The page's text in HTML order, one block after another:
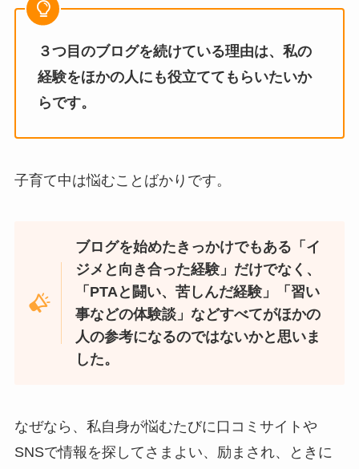
３つ目のブログを続けている理由は、私の
経験をほかの人にも役立ててもらいたいか
らです。
子育て中は悩むことばかりです。
ブログを始めたきっかけでもある「イ
ジメと向き合った経験」だけでなく、
「PTAと闘い、苦しんだ経験」「習い
事などの体験談」などすべてがほかの
人の参考になるのではないかと思いま
した。
なぜなら、私自身が悩むたびに口コミサイトや
SNSで情報を探してさまよい、励まされ、ときに